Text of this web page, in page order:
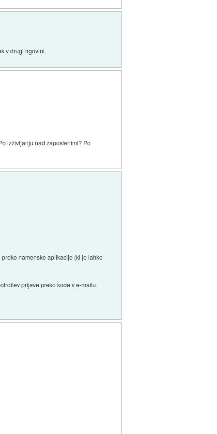
v drugi trgovini.
izživljanju nad zaposlenimi? Po
namenske aplikacije (ki je lahko
prijave preko kode v e-mailu.